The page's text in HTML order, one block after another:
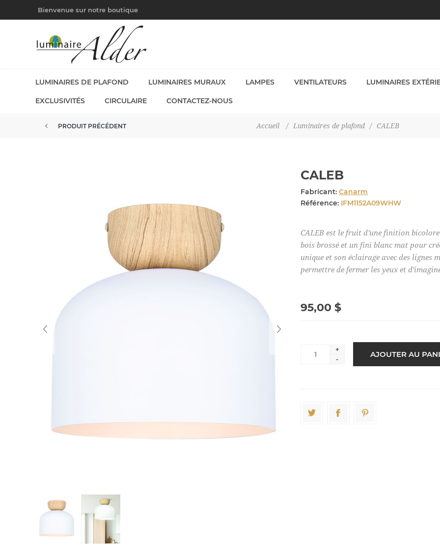
Bienvenue sur notre boutique
LUMINAIRES DE PLAFOND LUMINAIRES MURAUX LAMPES VENTILATEURS LUMINAIRES
EXCLUSIVITÉS CIRCULAIRE CONTACTEZ-NOUS
Accueil / Luminaires de plafond / CALEB
PRODUIT PRÉCÉDENT
CALEB
Fabricant: Canarm
Référence: IFM1152A09WHW
CALEB est le fruit d'une finition
bois brossé et un fini blanc mat pour
unique et son éclairage avec des
permettre de fermer les yeux et
95,00 $
+
-